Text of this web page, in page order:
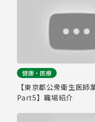
健康・医療
【東京都公衆衛生医師
Part5】職場紹介